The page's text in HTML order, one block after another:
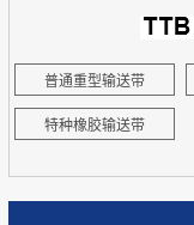
普通重型输送带
特种橡胶输送带